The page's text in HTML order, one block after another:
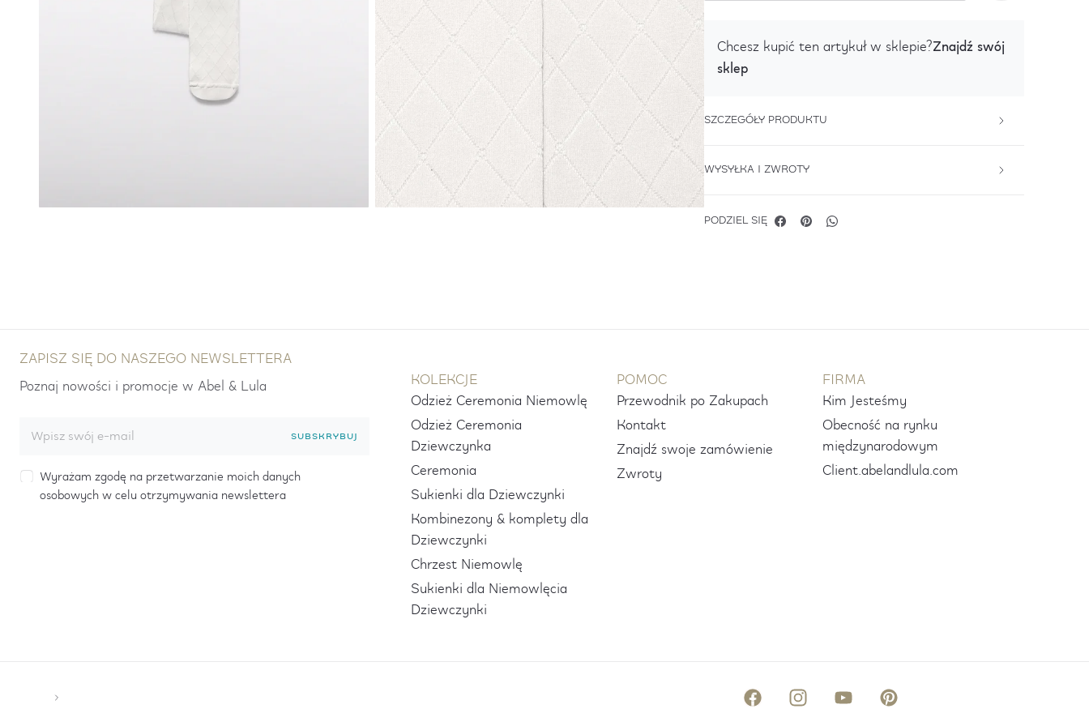
Chcesz kupić ten artykuł w sklepie?Znajdź swój
sklep
SZCZEGÓŁY PRODUKTU
WYSYŁKA I ZWROTY
PODZIEL SIĘ
ZAPISZ SIĘ DO NASZEGO NEWSLETTERA
Poznaj nowości i promocje w Abel & Lula
SUBSKRYBUJ
Wyrażam zgodę na przetwarzanie moich danych
osobowych w celu otrzymywania newslettera
KOLEKCJE
Odzież Ceremonia Niemowlę
Odzież Ceremonia
Dziewczynka
Ceremonia
Sukienki dla Dziewczynki
Kombinezony & komplety dla
Dziewczynki
Chrzest Niemowlę
Sukienki dla Niemowlęcia
Dziewczynki
POMOC
Przewodnik po Zakupach
Kontakt
Znajdź swoje zamówienie
Zwroty
FIRMA
Kim Jesteśmy
Obecność na rynku
międzynarodowym
Client.abelandlula.com